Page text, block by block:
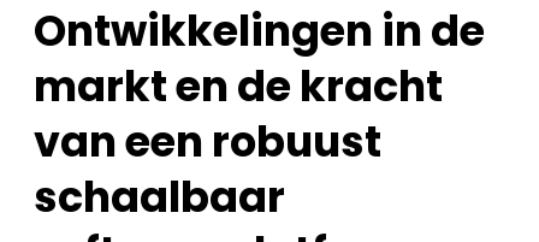
Ontwikkelingen in de
markt en de kracht
van een robuust
schaalbaar